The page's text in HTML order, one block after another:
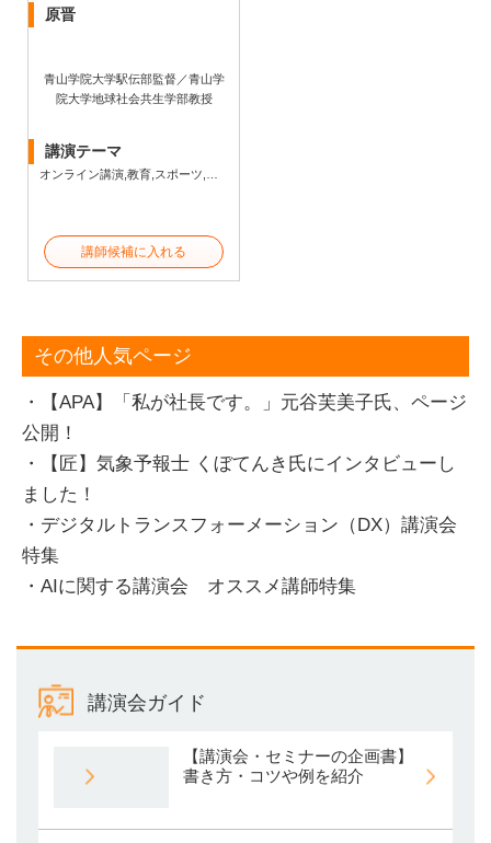
原晋
青山学院大学駅伝部監督／青山学
院大学地球社会共生学部教授
講演テーマ
講師候補に入れる
その他人気ページ
・【APA】「私が社長です。」元谷芙美子氏、ページ
公開！
・【匠】気象予報士 くぼてんき氏にインタビューし
ました！
・デジタルトランスフォーメーション（DX）講演会
特集
・AIに関する講演会 オススメ講師特集
講演会ガイド
【講演会・セミナーの企画書】
書き方・コツや例を紹介